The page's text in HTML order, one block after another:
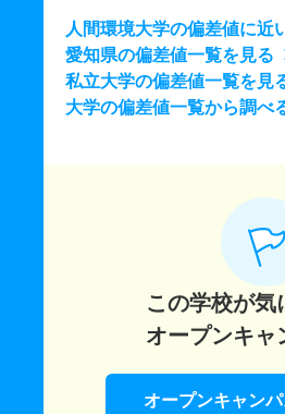
人間環境大学の偏差値に近
愛知県の偏差値一覧を見る
私立大学の偏差値一覧を見
大学の偏差値一覧から調べ
この学校が気
オープンキャ
オープンキャン